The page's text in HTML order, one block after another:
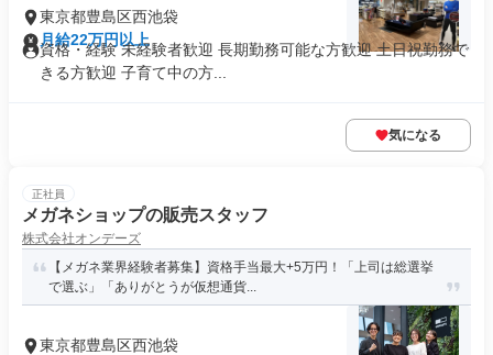
東京都豊島区西池袋
月給22万円以上
資格・経験 未経験者歓迎 長期勤務可能な方歓迎 土日祝勤務で
きる方歓迎 子育て中の方...
気になる
正社員
メガネショップの販売スタッフ
株式会社オンデーズ
【メガネ業界経験者募集】資格手当最大+5万円！「上司は総選挙
で選ぶ」「ありがとうが仮想通貨...
東京都豊島区西池袋